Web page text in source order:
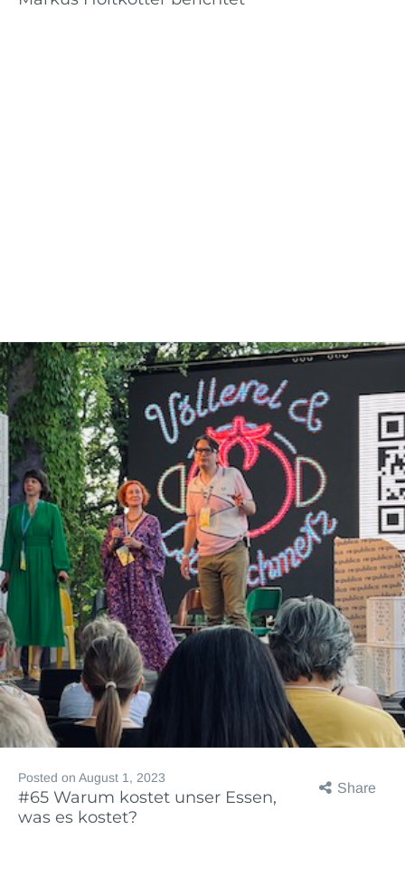
Share
Posted on August 1, 2023
#65 Warum kostet unser Essen,
was es kostet?